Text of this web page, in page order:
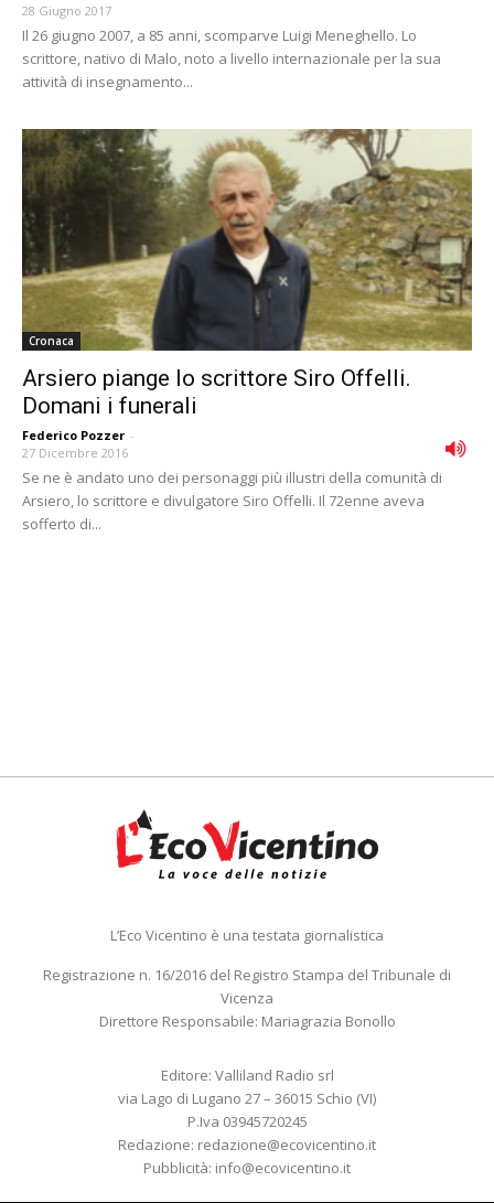
28 Giugno 2017
Il 26 giugno 2007, a 85 anni, scomparve Luigi Meneghello. Lo
scrittore, nativo di Malo, noto a livello internazionale per la sua
attività di insegnamento...
Cronaca
Arsiero piange lo scrittore Siro Offelli.
Domani i funerali
Federico Pozzer -
27 Dicembre 2016
Se ne è andato uno dei personaggi più illustri della comunità di
Arsiero, lo scrittore e divulgatore Siro Offelli. Il 72enne aveva
sofferto di...
L’Eco Vicentino è una testata giornalistica
Registrazione n. 16/2016 del Registro Stampa del Tribunale di
Vicenza
Direttore Responsabile: Mariagrazia Bonollo
Editore: Valliland Radio srl
via Lago di Lugano 27 – 36015 Schio (VI)
P.Iva 03945720245
Redazione: redazione@ecovicentino.it
Pubblicità: info@ecovicentino.it